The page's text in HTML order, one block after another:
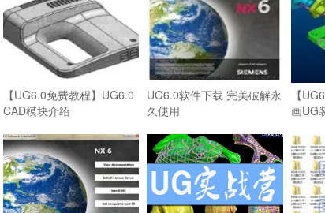
【UG6.0免费教程】UG6.0
CAD模块介绍
UG6.0软件下载 完美破解永
久使用
【
画UG